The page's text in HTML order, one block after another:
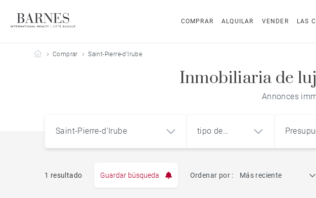
COMPRAR ALQUILAR VENDER LAS
Barnes Côte Basque
Comprar Saint-Pierre-d'Irube
Inmobiliaria de
Annonces
Saint-Pierre-d'Irube
tipo de
1 resultado Guardar búsqueda Ordenar por : Más reciente